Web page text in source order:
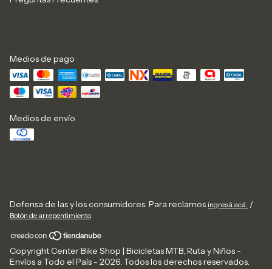
Medios de pago
Medios de envío
Defensa de las y los consumidores. Para reclamos ingresá acá. /
Botón de arrepentimiento
Copyright Center Bike Shop | Bicicletas MTB, Ruta y Niños -
Envíos a Todo el País - 2026. Todos los derechos reservados.